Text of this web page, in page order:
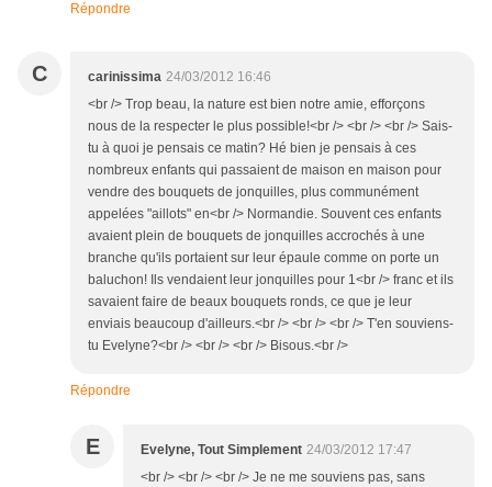
Répondre
C carinissima 24/03/2012 16:46
<br /> Trop beau, la nature est bien notre amie, efforçons
nous de la respecter le plus possible!<br /> <br /> <br /> Sais-
tu à quoi je pensais ce matin? Hé bien je pensais à ces
nombreux enfants qui passaient de maison en maison pour
vendre des bouquets de jonquilles, plus communément
appelées "aillots" en<br /> Normandie. Souvent ces enfants
avaient plein de bouquets de jonquilles accrochés à une
branche qu'ils portaient sur leur épaule comme on porte un
baluchon! Ils vendaient leur jonquilles pour 1<br /> franc et ils
savaient faire de beaux bouquets ronds, ce que je leur
enviais beaucoup d'ailleurs.<br /> <br /> <br /> T'en souviens-
tu Evelyne?<br /> <br /> <br /> Bisous.<br />
Répondre
E Evelyne, Tout Simplement 24/03/2012 17:47
<br /> <br /> <br /> Je ne me souviens pas, sans